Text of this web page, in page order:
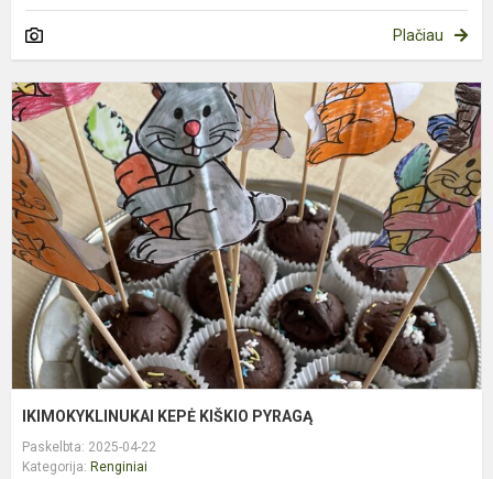
Plačiau
IKIMOKYKLINUKAI KEPĖ KIŠKIO PYRAGĄ
Paskelbta: 2025-04-22
Kategorija: Renginiai